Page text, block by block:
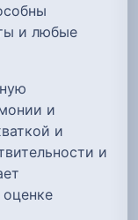
и любые
и
и
и
оценке